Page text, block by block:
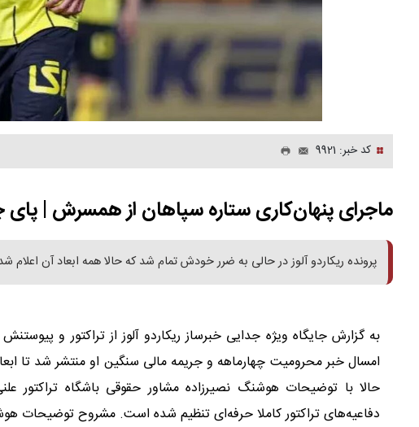
کد خبر: 9921
ماجرای پنهان‌کاری ستاره سپاهان از همسرش |
پرونده ریکاردو آلوز در حالی به ضرر خودش تمام شد که حالا همه ابعاد آن اعلام
به گزارش جایگاه ویژه جدایی خبرساز ریکاردو آلوز از تراکتور و
امسال خبر محرومیت چهارماهه و جریمه مالی سنگین او منتشر شد تا
حالا با توضیحات هوشنگ نصیرزاده مشاور حقوقی باشگاه
دفاعیه‌های تراکتور کاملا حرفه‌ای تنظیم شده است. مشروح توضیحات